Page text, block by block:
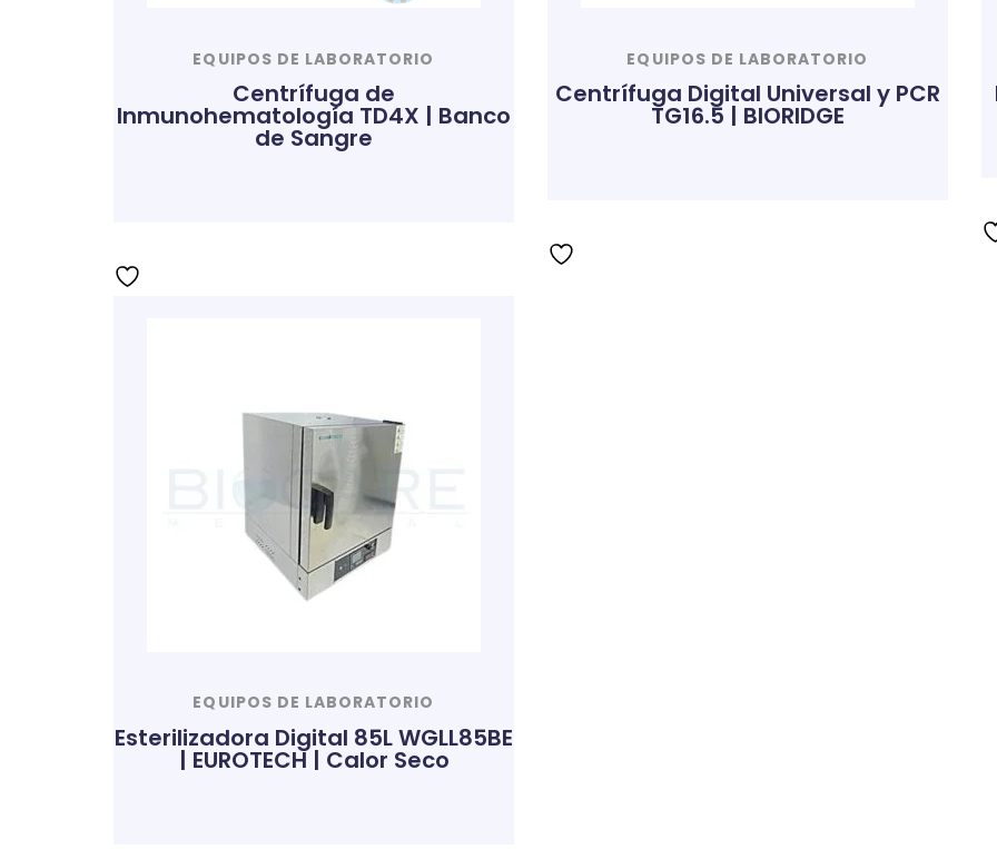
EQUIPOS DE LABORATORIO
Centrífuga de
Inmunohematología TD4X | Banco
de Sangre
EQUIPOS DE LABORATORIO
Centrífuga Digital Universal y PCR
TG16.5 | BIORIDGE
EQUIPOS DE LABORATORIO
Esterilizadora Digital 85L WGLL85BE
| EUROTECH | Calor Seco